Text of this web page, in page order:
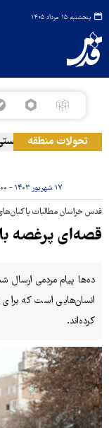
پنجشنبه ۱۵ مرداد ۱۴۰۵
تحولات منطقه
حمله رژیم صهیونیستی
۱۷ شهریور ۱۴۰۳ - ۱۲:۰۰
‌قدس خراسان مطالبات
قصه‌ای پرغصه
ده‌ها پیام مردمی ارسال
انسان‌هایی است که
کرده‌اند.